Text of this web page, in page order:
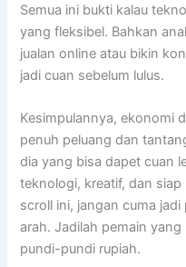
Semua ini bukti kalau
yang fleksibel. Bahkan
jualan online atau bikin
jadi cuan sebelum lulus.
Kesimpulannya, ekonomi
penuh peluang dan
dia yang bisa dapet cuan
teknologi, kreatif, dan siap
scroll ini, jangan cuma
arah. Jadilah pemain
pundi-pundi rupiah.